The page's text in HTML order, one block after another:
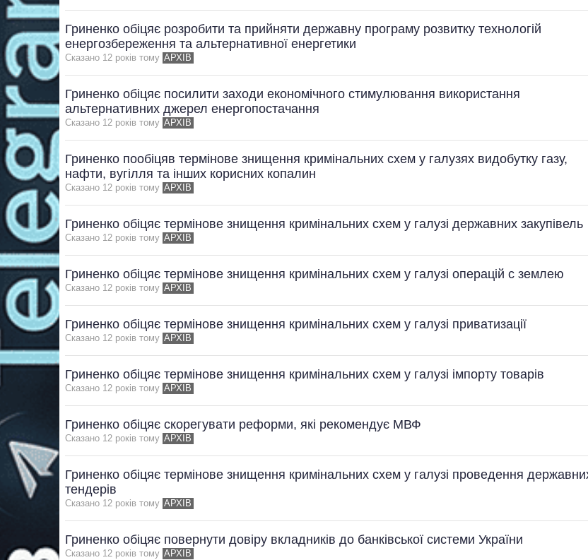
Гриненко обіцяє розробити та прийняти державну програму розвитку технологій
енергозбереження та альтернативної енергетики
Сказано 12 рокiв тому АРХІВ
Гриненко обіцяє посилити заходи економічного стимулювання використання
альтернативних джерел енергопостачання
Сказано 12 рокiв тому АРХІВ
Гриненко пообіцяв термінове знищення кримінальних схем у галузях видобутку газу,
нафти, вугілля та інших корисних копалин
Сказано 12 рокiв тому АРХІВ
Гриненко обіцяє термінове знищення кримінальних схем у галузі державних закупівель
Сказано 12 рокiв тому АРХІВ
Гриненко обіцяє термінове знищення кримінальних схем у галузі операцій с землею
Сказано 12 рокiв тому АРХІВ
Гриненко обіцяє термінове знищення кримінальних схем у галузі приватизації
Сказано 12 рокiв тому АРХІВ
Гриненко обіцяє термінове знищення кримінальних схем у галузі імпорту товарів
Сказано 12 рокiв тому АРХІВ
Гриненко обіцяє скорегувати реформи, які рекомендує МВФ
Сказано 12 рокiв тому АРХІВ
Гриненко обіцяє термінове знищення кримінальних схем у галузі проведення
тендерів
Сказано 12 рокiв тому АРХІВ
Гриненко обіцяє повернути довіру вкладників до банківської системи України
Сказано 12 рокiв тому АРХІВ